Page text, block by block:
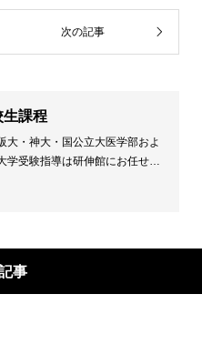
次の記事
生課程
大・神大・国公立大医学部およ
学受験指導は研伸館にお任せく
本町・天王寺・豊中)・兵庫
事